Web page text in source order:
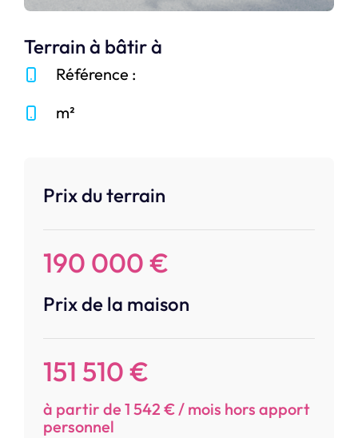
Prix du terrain
190 000 €
Prix de la maison
151 510 €
à partir de 1 542 € / mois hors apport
personnel
Terrain à bâtir à
Référence :
m²